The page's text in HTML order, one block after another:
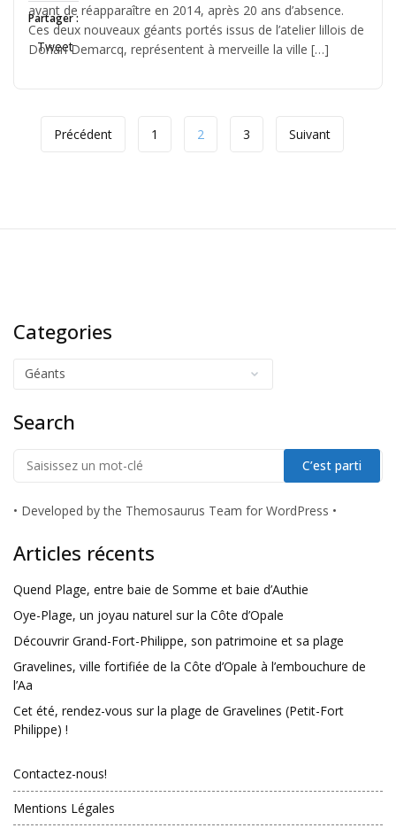
avant de réapparaître en 2014, après 20 ans d’absence.
Ces deux nouveaux géants portés issus de l’atelier lillois de
Dorian Demarcq, représentent à merveille la ville […]
Partager :
Tweet
Précédent 1 2 3 Suivant
Categories
Search
• Developed by the Themosaurus Team for WordPress •
Articles récents
Quend Plage, entre baie de Somme et baie d’Authie
Oye-Plage, un joyau naturel sur la Côte d’Opale
Découvrir Grand-Fort-Philippe, son patrimoine et sa plage
Gravelines, ville fortifiée de la Côte d’Opale à l’embouchure de
l’Aa
Cet été, rendez-vous sur la plage de Gravelines (Petit-Fort
Philippe) !
Contactez-nous!
Mentions Légales